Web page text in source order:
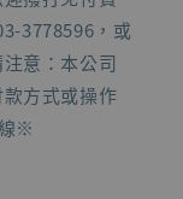
3778596，或
意：本公司
方式或操作
※